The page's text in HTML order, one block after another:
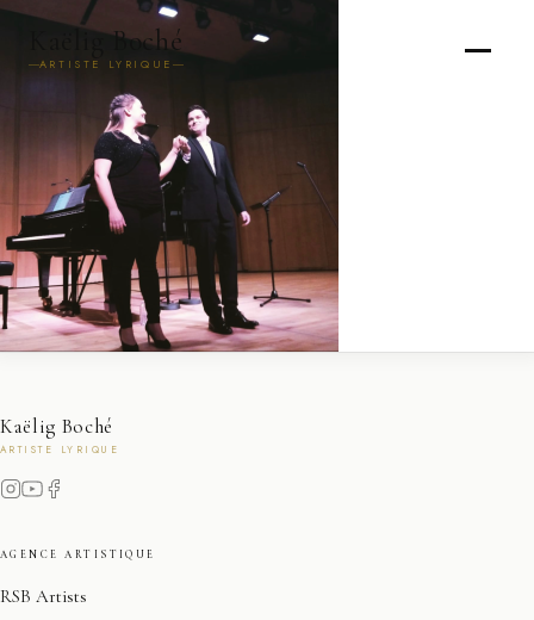
Kaëlig Boché
ARTISTE LYRIQUE
Kaëlig Boché
ARTISTE LYRIQUE
AGENCE ARTISTIQUE
RSB Artists